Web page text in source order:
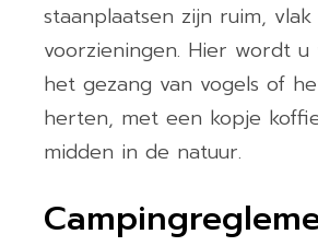
staanplaatsen zijn ruim,
voorzieningen. Hier wordt
het gezang van vogels of
herten, met een kopje
midden in de natuur.